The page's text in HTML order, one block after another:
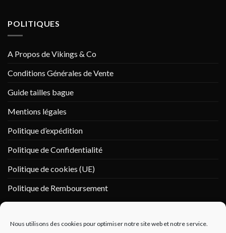
Nous utilisons des cookies pour optimiser notre site web et notre service.
POLITIQUES
A Propos de Vikings & Co
Conditions Générales de Vente
Guide tailles bague
Mentions légales
Politique d’expédition
Politique de Confidentialité
Politique de cookies (UE)
Politique de Remboursement